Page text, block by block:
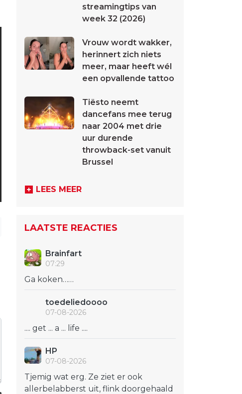
streamingtips van
week 32 (2026)
Vrouw wordt wakker,
herinnert zich niets
meer, maar heeft wél
een opvallende tattoo
Tiësto neemt
dancefans mee terug
naar 2004 met drie
uur durende
throwback-set vanuit
Brussel
LEES MEER
LAATSTE REACTIES
Brainfart
07:29
Ga koken……
toedeliedoooo
07-08-2026
.... get ... a ... life ....
HP
07-08-2026
Tjemig wat erg. Ze ziet er ook
allerbelabberst uit, flink doorgehaald